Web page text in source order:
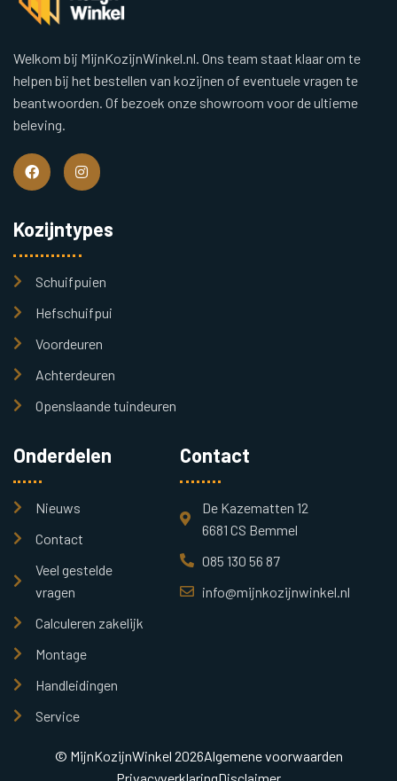
Welkom bij MijnKozijnWinkel.nl. Ons team staat klaar om te
helpen bij het bestellen van kozijnen of eventuele vragen te
beantwoorden. Of bezoek onze showroom voor de ultieme
beleving.
Kozijntypes
Schuifpuien
Hefschuifpui
Voordeuren
Achterdeuren
Openslaande tuindeuren
Onderdelen
Nieuws
Contact
Veel gestelde
vragen
Calculeren zakelijk
Montage
Handleidingen
Service
Contact
De Kazematten 12
6681 CS Bemmel
085 130 56 87
info@mijnkozijnwinkel.nl
© MijnKozijnWinkel 2026Algemene voorwaarden